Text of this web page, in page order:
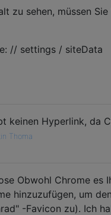
zu sehen, müssen
// settings / siteData
keinen Hyperlink, da
Thoma
Obwohl Chrome es
hinzuzufügen, um
-Favicon zu). Ich